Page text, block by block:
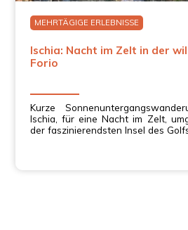
MEHRTÄGIGE ERLEBNISSE
Ischia: Nacht im Zelt in der
Forio
Kurze
Ischia, für eine Nacht im Zelt,
der faszinierendsten Insel des